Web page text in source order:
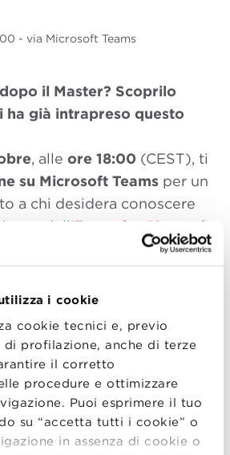
i cookie
cookie tecnici e, previo
di profilazione, anche di terze
il corretto
procedure e ottimizzare
Puoi esprimere il tuo
su “accetta tutti i cookie” o
in assenza di cookie o
- via Microsoft Teams
il Master? Scoprilo
ha già intrapreso questo
, alle ore 18:00 (CEST), ti
su Microsoft Teams per un
a chi desidera conoscere
dell’Executive Master in
proprio percorso
il Master, offrendo spunti
e risposte alle tue
dell’Executive Master